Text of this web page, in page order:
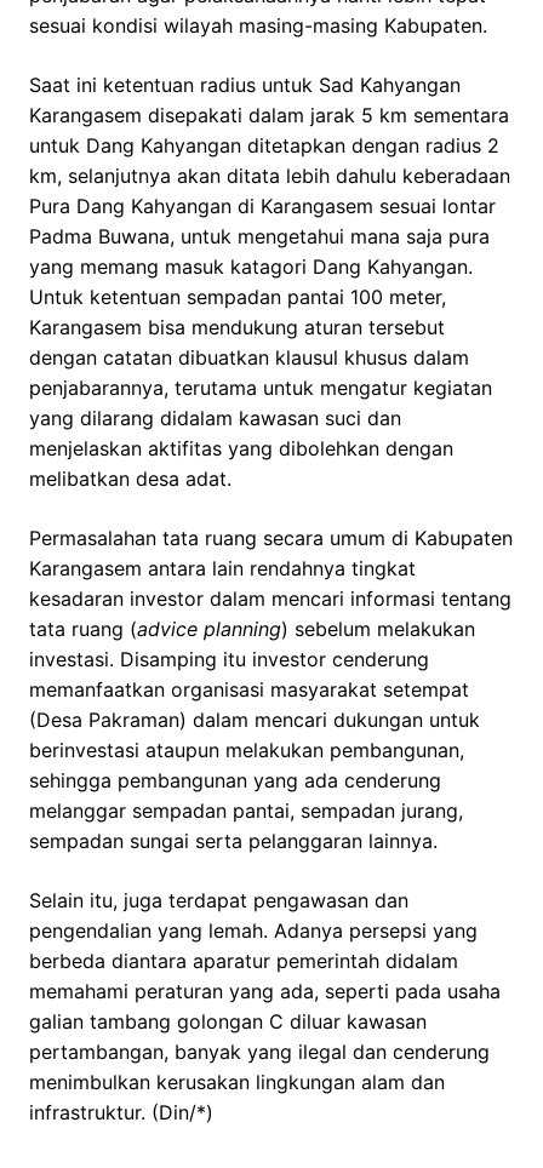
sesuai kondisi wilayah masing-masing Kabupaten.
Saat ini ketentuan radius untuk Sad Kahyangan
Karangasem disepakati dalam jarak 5 km sementara
untuk Dang Kahyangan ditetapkan dengan radius 2
km, selanjutnya akan ditata lebih dahulu keberadaan
Pura Dang Kahyangan di Karangasem sesuai lontar
Padma Buwana, untuk mengetahui mana saja pura
yang memang masuk katagori Dang Kahyangan.
Untuk ketentuan sempadan pantai 100 meter,
Karangasem bisa mendukung aturan tersebut
dengan catatan dibuatkan klausul khusus dalam
penjabarannya, terutama untuk mengatur kegiatan
yang dilarang didalam kawasan suci dan
menjelaskan aktifitas yang dibolehkan dengan
melibatkan desa adat.
Permasalahan tata ruang secara umum di Kabupaten
Karangasem antara lain rendahnya tingkat
kesadaran investor dalam mencari informasi tentang
tata ruang (advice planning) sebelum melakukan
investasi. Disamping itu investor cenderung
memanfaatkan organisasi masyarakat setempat
(Desa Pakraman) dalam mencari dukungan untuk
berinvestasi ataupun melakukan pembangunan,
sehingga pembangunan yang ada cenderung
melanggar sempadan pantai, sempadan jurang,
sempadan sungai serta pelanggaran lainnya.
Selain itu, juga terdapat pengawasan dan
pengendalian yang lemah. Adanya persepsi yang
berbeda diantara aparatur pemerintah didalam
memahami peraturan yang ada, seperti pada usaha
galian tambang golongan C diluar kawasan
pertambangan, banyak yang ilegal dan cenderung
menimbulkan kerusakan lingkungan alam dan
infrastruktur. (Din/*)